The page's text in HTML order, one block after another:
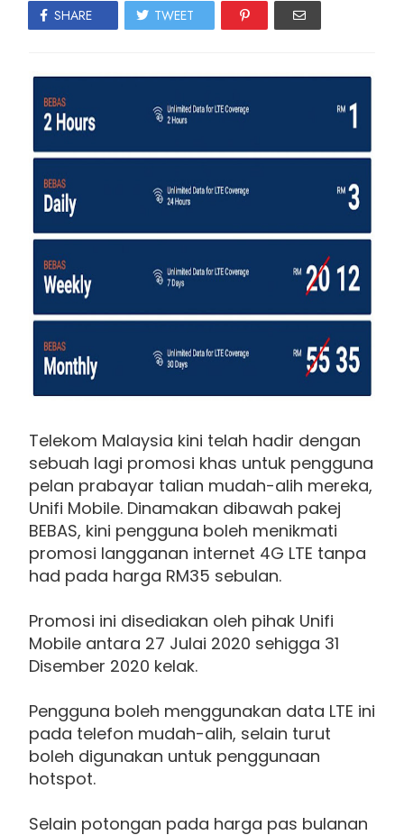
SHARE TWEET
Telekom Malaysia kini telah hadir dengan
sebuah lagi promosi khas untuk pengguna
pelan prabayar talian mudah-alih mereka,
Unifi Mobile. Dinamakan dibawah pakej
BEBAS, kini pengguna boleh menikmati
promosi langganan internet 4G LTE tanpa
had pada harga RM35 sebulan.
Promosi ini disediakan oleh pihak Unifi
Mobile antara 27 Julai 2020 sehigga 31
Disember 2020 kelak.
Pengguna boleh menggunakan data LTE ini
pada telefon mudah-alih, selain turut
boleh digunakan untuk penggunaan
hotspot.
Selain potongan pada harga pas bulanan